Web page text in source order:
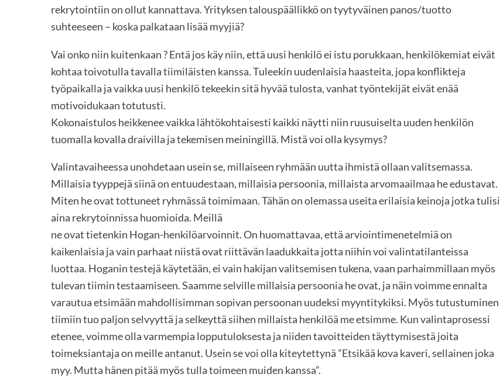
rekrytointiin on ollut kannattava. Yrityksen talouspäällikkö on tyytyväinen panos/tuotto
suhteeseen – koska palkataan lisää myyjiä?
Vai onko niin kuitenkaan ? Entä jos käy niin, että uusi henkilö ei istu porukkaan, henkilökemiat eivät
kohtaa toivotulla tavalla tiimiläisten kanssa. Tuleekin uudenlaisia haasteita, jopa konflikteja
työpaikalla ja vaikka uusi henkilö tekeekin sitä hyvää tulosta, vanhat työntekijät eivät enää
motivoidukaan totutusti.
Kokonaistulos heikkenee vaikka lähtökohtaisesti kaikki näytti niin ruusuiselta uuden henkilön
tuomalla kovalla draivilla ja tekemisen meiningillä. Mistä voi olla kysymys?
Valintavaiheessa unohdetaan usein se, millaiseen ryhmään uutta ihmistä ollaan valitsemassa.
Millaisia tyyppejä siinä on entuudestaan, millaisia persoonia, millaista arvomaailmaa he edustavat.
Miten he ovat tottuneet ryhmässä toimimaan. Tähän on olemassa useita erilaisia keinoja jotka tulisi
aina rekrytoinnissa huomioida. Meillä
ne ovat tietenkin Hogan-henkilöarvoinnit. On huomattavaa, että arviointimenetelmiä on
kaikenlaisia ja vain parhaat niistä ovat riittävän laadukkaita jotta niihin voi valintatilanteissa
luottaa. Hoganin testejä käytetään, ei vain hakijan valitsemisen tukena, vaan parhaimmillaan myös
tulevan tiimin testaamiseen. Saamme selville millaisia persoonia he ovat, ja näin voimme ennalta
varautua etsimään mahdollisimman sopivan persoonan uudeksi myyntitykiksi. Myös tutustuminen
tiimiin tuo paljon selvyyttä ja selkeyttä siihen millaista henkilöä me etsimme. Kun valintaprosessi
etenee, voimme olla varmempia lopputuloksesta ja niiden tavoitteiden täyttymisestä joita
toimeksiantaja on meille antanut. Usein se voi olla kiteytettynä ”Etsikää kova kaveri, sellainen joka
myy. Mutta hänen pitää myös tulla toimeen muiden kanssa”.